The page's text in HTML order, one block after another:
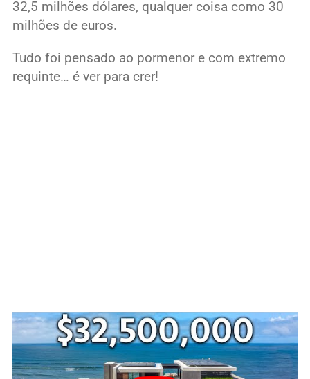
32,5 milhões dólares, qualquer coisa como 30
milhões de euros.
Tudo foi pensado ao pormenor e com extremo
requinte… é ver para crer!